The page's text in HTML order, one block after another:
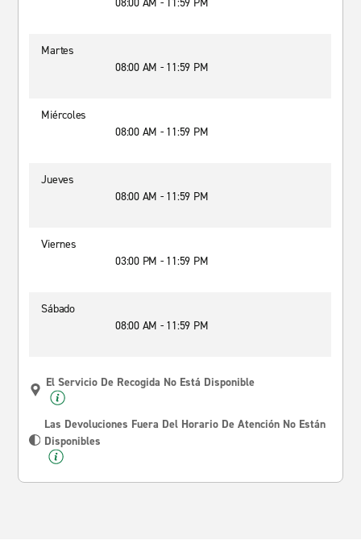
Martes
08:00 AM - 11:59 PM
Miércoles
08:00 AM - 11:59 PM
Jueves
08:00 AM - 11:59 PM
Viernes
03:00 PM - 11:59 PM
Sábado
08:00 AM - 11:59 PM
El Servicio De Recogida No Está Disponible
Las Devoluciones Fuera Del Horario De Atención No Están
Disponibles